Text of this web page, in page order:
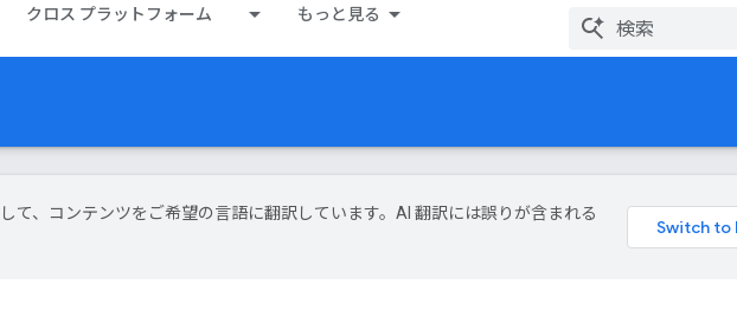
クロス プラットフォーム もっと見る
して、コンテンツをご希望の言語に翻訳しています。AI 翻訳には誤りが含まれる